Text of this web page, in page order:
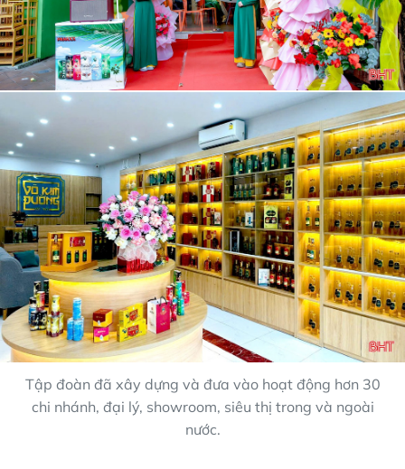
Tập đoàn đã xây dựng và đưa vào hoạt động hơn 30
chi nhánh, đại lý, showroom, siêu thị trong và ngoài
nước.